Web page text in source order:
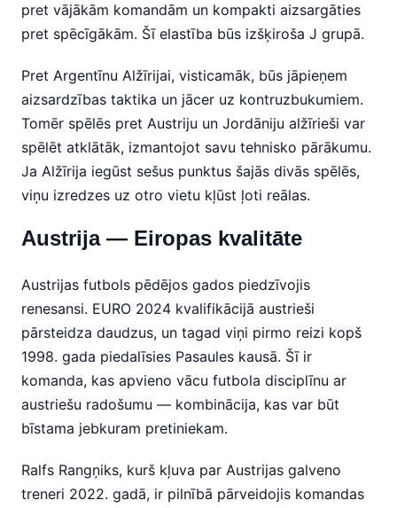
pret vājākām komandām un kompakti aizsargāties
pret spēcīgākām. Šī elastība būs izšķiroša J grupā.
Pret Argentīnu Alžīrijai, visticamāk, būs jāpieņem
aizsardzības taktika un jācer uz kontruzbukumiem.
Tomēr spēlēs pret Austriju un Jordāniju alžīrieši var
spēlēt atklātāk, izmantojot savu tehnisko pārākumu.
Ja Alžīrija iegūst sešus punktus šajās divās spēlēs,
viņu izredzes uz otro vietu kļūst ļoti reālas.
Austrija — Eiropas kvalitāte
Austrijas futbols pēdējos gados piedzīvojis
renesansi. EURO 2024 kvalifikācijā austrieši
pārsteidza daudzus, un tagad viņi pirmo reizi kopš
1998. gada piedalīsies Pasaules kausā. Šī ir
komanda, kas apvieno vācu futbola disciplīnu ar
austriešu radošumu — kombinācija, kas var būt
bīstama jebkuram pretiniekam.
Ralfs Rangņiks, kurš kļuva par Austrijas galveno
treneri 2022. gadā, ir pilnībā pārveidojis komandas